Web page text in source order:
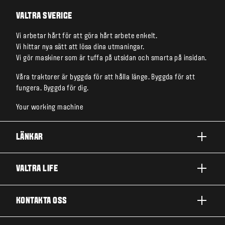
VALTRA SVERIGE
Vi arbetar hårt för att göra hårt arbete enkelt.
Vi hittar nya sätt att lösa dina utmaningar.
Vi gör maskiner som är tuffa på utsidan och smarta på insidan.
Våra traktorer är byggda för att hålla länge. Byggda för att
fungera. Byggda för dig.
Your working machine
LÄNKAR
TJÄNSTER
VALTRA LIFE
KONTAKTA OSS